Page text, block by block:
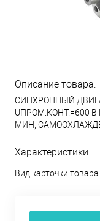
Описание товара:
СИНХРОННЫЙ
UПРОМ.КОНТ.=600 В
МИН,
Характеристики:
Вид карточки